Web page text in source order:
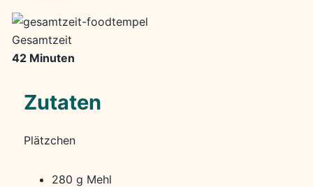
Gesamtzeit
42 Minuten
Zutaten
Plätzchen
280 g Mehl